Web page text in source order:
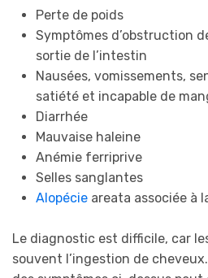
Perte de poids
Symptômes d’obstruction
sortie de l’intestin
Nausées, vomissements,
satiété et incapable de
Diarrhée
Mauvaise haleine
Anémie ferriprive
Selles sanglantes
Alopécieareata associée à
Le diagnostic est difficile, car
souvent l’ingestion de